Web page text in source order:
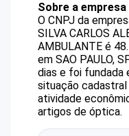
Sobre a empresa
O CNPJ da
SILVA CARLOS
AMBULANTE é
em SAO PAULO,
dias e foi fundada
situação cadastral
atividade
artigos de óptica.